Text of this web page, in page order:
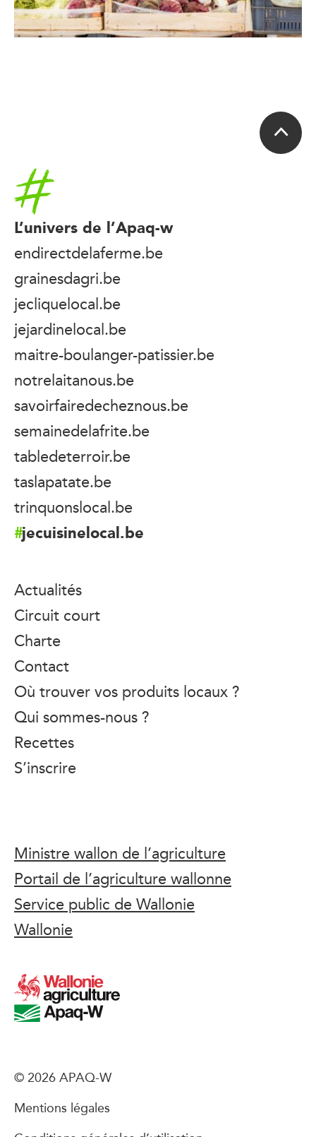
Accueil
L’univers de l’Apaq-w
endirectdelaferme.be
grainesdagri.be
jecliquelocal.be
jejardinelocal.be
maitre-boulanger-patissier.be
notrelaitanous.be
savoirfairedecheznous.be
semainedelafrite.be
tabledeterroir.be
taslapatate.be
trinquonslocal.be
jecuisinelocal.be
Actualités
Circuit court
Charte
Contact
Où trouver vos produits locaux ?
Qui sommes-nous ?
Recettes
S’inscrire
Ministre wallon de l’agriculture
Portail de l’agriculture wallonne
Service public de Wallonie
Wallonie
© 2026 APAQ-W
Mentions légales